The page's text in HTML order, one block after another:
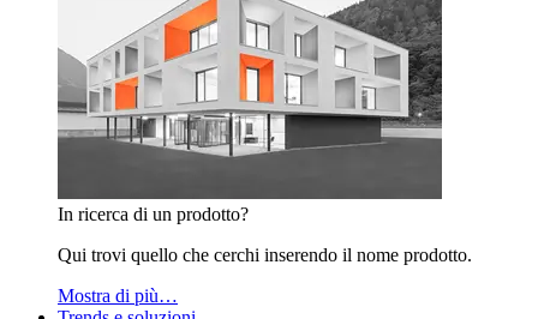
In ricerca di un prodotto?
Qui trovi quello che cerchi inserendo il nome prodotto.
Mostra di più…